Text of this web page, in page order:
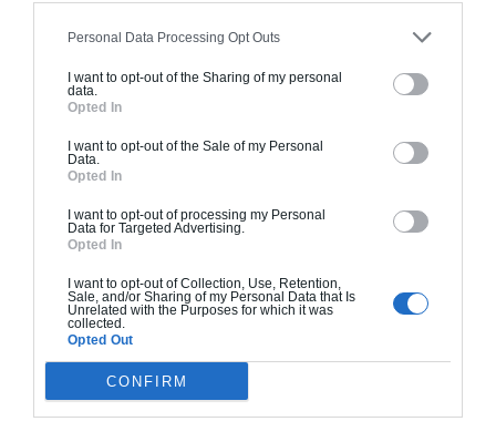
Personal Data Processing Opt Outs
I want to opt-out of the Sharing of my personal
data.
Opted In
I want to opt-out of the Sale of my Personal
Data.
Opted In
I want to opt-out of processing my Personal
Data for Targeted Advertising.
Opted In
I want to opt-out of Collection, Use, Retention,
Sale, and/or Sharing of my Personal Data that Is
Unrelated with the Purposes for which it was
collected.
Opted Out
CONFIRM
– Revit : conçu spécifiquement pour le Building Information
Modeling (BIM), Revit permet de modéliser des structures
au long du cycle de vie du bâtiment.
– SketchUp : connu pour sa facilité d’utilisation, SketchUp est
idéal pour les croquis et les présentations 3D rapides.
– Archicad : un autre excellent outil BIM, Archicad offre des
fonctionnalités avancées pour la modélisation et la gestion des
projets architecturaux.